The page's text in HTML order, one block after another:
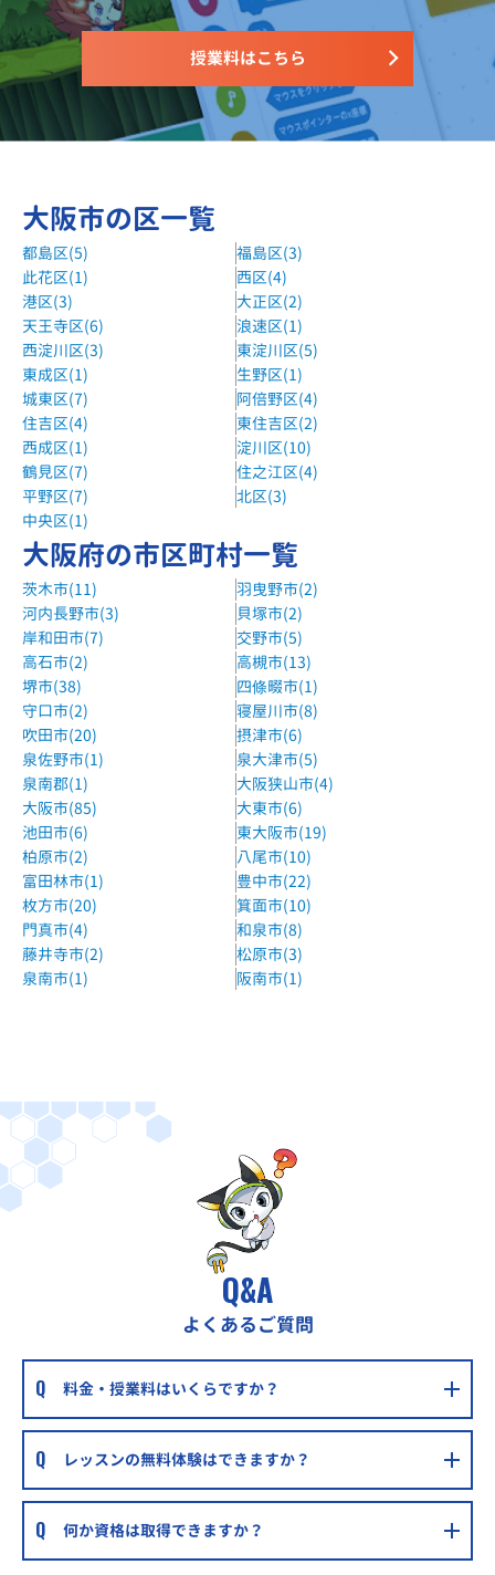
授業料はこちら
大阪市の区一覧
都島区(5)
福島区(3)
此花区(1)
西区(4)
港区(3)
大正区(2)
天王寺区(6)
浪速区(1)
西淀川区(3)
東淀川区(5)
東成区(1)
生野区(1)
城東区(7)
阿倍野区(4)
住吉区(4)
東住吉区(2)
西成区(1)
淀川区(10)
鶴見区(7)
住之江区(4)
平野区(7)
北区(3)
中央区(1)
大阪府の市区町村一覧
茨木市(11)
羽曳野市(2)
河内長野市(3)
貝塚市(2)
岸和田市(7)
交野市(5)
高石市(2)
高槻市(13)
堺市(38)
四條畷市(1)
守口市(2)
寝屋川市(8)
吹田市(20)
摂津市(6)
泉佐野市(1)
泉大津市(5)
泉南郡(1)
大阪狭山市(4)
大阪市(85)
大東市(6)
池田市(6)
東大阪市(19)
柏原市(2)
八尾市(10)
富田林市(1)
豊中市(22)
枚方市(20)
箕面市(10)
門真市(4)
和泉市(8)
藤井寺市(2)
松原市(3)
泉南市(1)
阪南市(1)
Q&A
よくあるご質問
料金・授業料はいくらですか？
レッスンの無料体験はできますか？
何か資格は取得できますか？